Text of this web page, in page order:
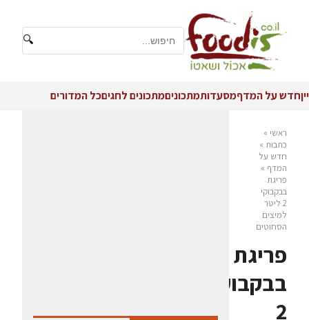
🔍
ייןחדש על המדףמסעדותמתכוניםמתכונים לחגיםכל המדורים
ראשי »
כתבות »
חדש על
המדף »
פריגת
בבקבוקי
2 ליטר
למיצים
הסחוטים
פריגת
בבקבוקי
2